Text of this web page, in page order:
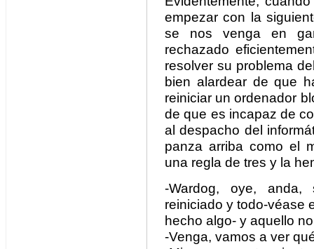
empezar con la
se nos venga en
rechazado
resolver su problema
bien alardear de que
reiniciar un ordenador
de que es incapaz de
al despacho del
panza arriba como el
una regla de tres y la
-Wardog, oye,
reiniciado y todo-véase
hecho algo- y aquello
-Venga, vamos a ver